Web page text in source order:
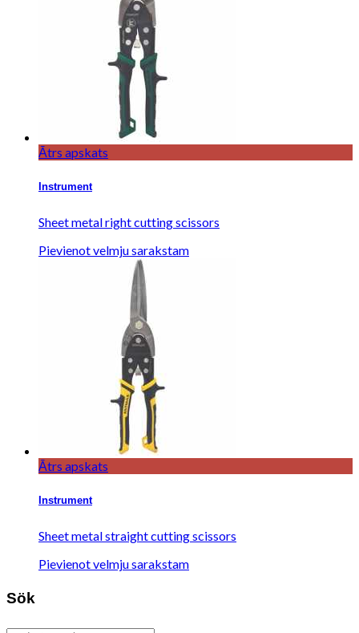
Ātrs apskats
Instrument
Sheet metal right cutting scissors
Pievienot velmju sarakstam
Ātrs apskats
Instrument
Sheet metal straight cutting scissors
Pievienot velmju sarakstam
Sök